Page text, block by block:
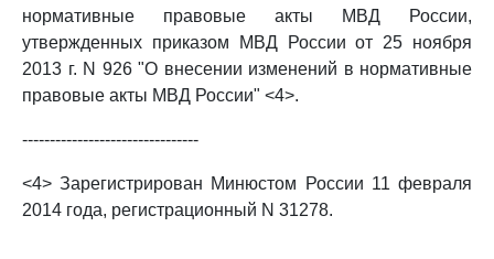
нормативные правовые акты МВД России,
утвержденных приказом МВД России от 25 ноября
2013 г. N 926 "О внесении изменений в нормативные
правовые акты МВД России" <4>.
--------------------------------
<4> Зарегистрирован Минюстом России 11 февраля
2014 года, регистрационный N 31278.